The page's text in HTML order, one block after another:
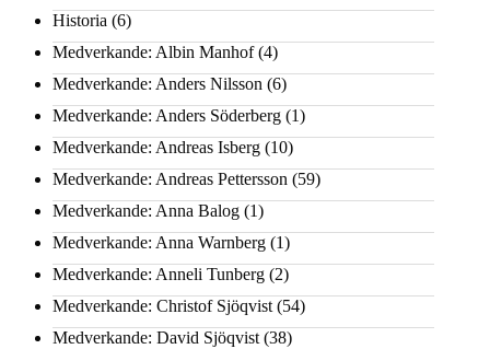
Historia (6)
Medverkande: Albin Manhof(4)
Medverkande: Anders Nilsson (6)
Medverkande: Anders Söderberg (1)
Medverkande: Andreas Isberg (10)
Medverkande: Andreas Pettersson (59)
Medverkande: Anna Balog (1)
Medverkande: Anna Warnberg (1)
Medverkande: Anneli Tunberg (2)
Medverkande: Christof Sjöqvist (54)
Medverkande: David Sjöqvist (38)